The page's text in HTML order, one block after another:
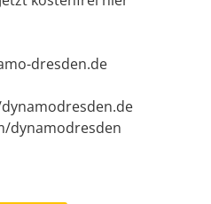
dresden.de
dynamodresden